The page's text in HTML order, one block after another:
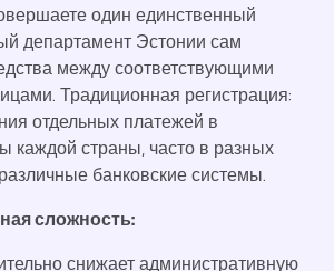
один единственный
департамент Эстонии сам
между соответствующими
Традиционная регистрация:
отдельных платежей в
каждой страны, часто в разных
банковские системы.
сложность:
снижает административную